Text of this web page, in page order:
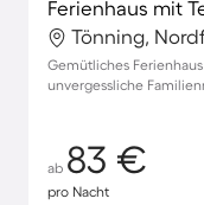
Ferienhaus mit
Tönning,
Gemütliches
unvergessliche
ab 83 €
pro Nacht